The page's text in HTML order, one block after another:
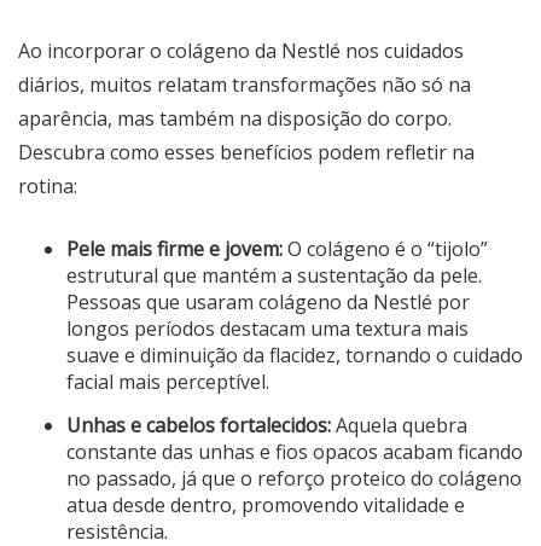
Ao incorporar o colágeno da Nestlé nos cuidados
diários, muitos relatam transformações não só na
aparência, mas também na disposição do corpo.
Descubra como esses benefícios podem refletir na
rotina:
Pele mais firme e jovem:O colágeno é o “tijolo”
estrutural que mantém a sustentação da pele.
Pessoas que usaram colágeno da Nestlé por
longos períodos destacam uma textura mais
suave e diminuição da flacidez, tornando o cuidado
facial mais perceptível.
Unhas e cabelos fortalecidos:Aquela quebra
constante das unhas e fios opacos acabam ficando
no passado, já que o reforço proteico do colágeno
atua desde dentro, promovendo vitalidade e
resistência.